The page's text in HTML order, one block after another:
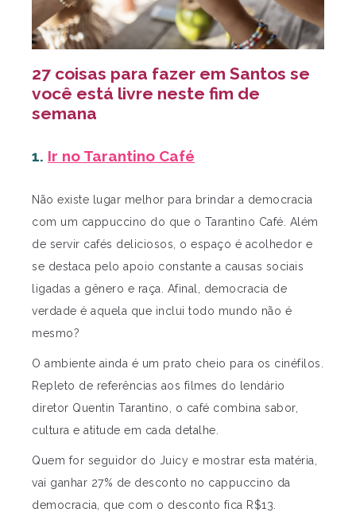
27 coisas para fazer em Santos se
você está livre neste fim de
semana
1. Ir no Tarantino Café
Não existe lugar melhor para brindar a democracia
com um cappuccino do que o Tarantino Café. Além
de servir cafés deliciosos, o espaço é acolhedor e
se destaca pelo apoio constante a causas sociais
ligadas a gênero e raça. Afinal, democracia de
verdade é aquela que inclui todo mundo não é
mesmo?
O ambiente ainda é um prato cheio para os cinéfilos.
Repleto de referências aos filmes do lendário
diretor Quentin Tarantino, o café combina sabor,
cultura e atitude em cada detalhe.
Quem for seguidor do Juicy e mostrar esta matéria,
vai ganhar 27% de desconto no cappuccino da
democracia, que com o desconto fica R$13.